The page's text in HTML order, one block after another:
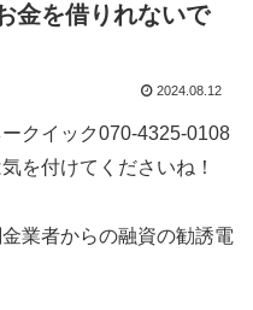
金を借りれないで
2024.08.12
クイック070-4325-0108
を付けてくださいね！
業者からの融資の勧誘電